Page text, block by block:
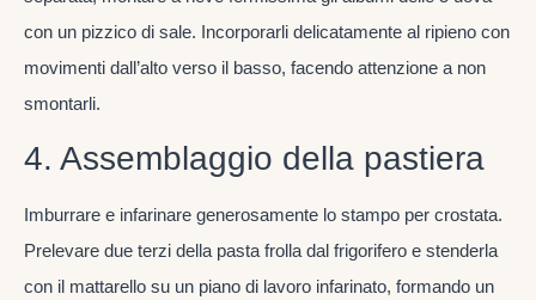
con un pizzico di sale. Incorporarli delicatamente al ripieno con
movimenti dall’alto verso il basso, facendo attenzione a non
smontarli.
4. Assemblaggio della pastiera
Imburrare e infarinare generosamente lo stampo per crostata.
Prelevare due terzi della pasta frolla dal frigorifero e stenderla
con il mattarello su un piano di lavoro infarinato, formando un